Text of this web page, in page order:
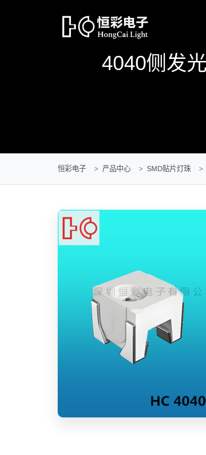
4040侧发
恒彩电子 产品中心 SMD贴片灯珠